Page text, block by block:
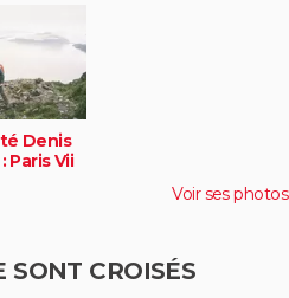
Denis
Paris Vii
Voir ses photos
SONT CROISÉS